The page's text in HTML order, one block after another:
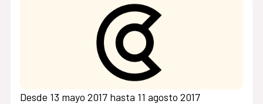
Desde 13 mayo 2017 hasta 11 agosto 2017